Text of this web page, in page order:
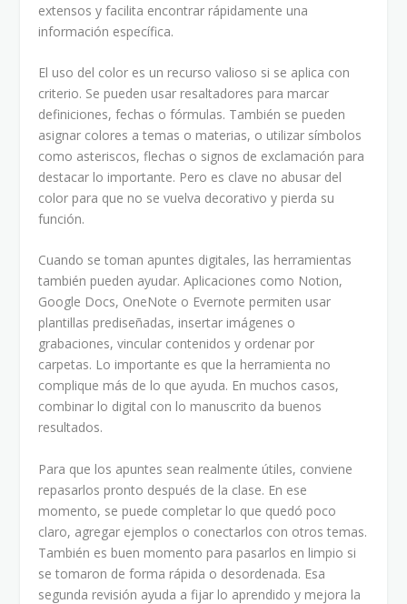
extensos y facilita encontrar rápidamente una
información específica.
El uso del color es un recurso valioso si se aplica con
criterio. Se pueden usar resaltadores para marcar
definiciones, fechas o fórmulas. También se pueden
asignar colores a temas o materias, o utilizar símbolos
como asteriscos, flechas o signos de exclamación para
destacar lo importante. Pero es clave no abusar del
color para que no se vuelva decorativo y pierda su
función.
Cuando se toman apuntes digitales, las herramientas
también pueden ayudar. Aplicaciones como Notion,
Google Docs, OneNote o Evernote permiten usar
plantillas prediseñadas, insertar imágenes o
grabaciones, vincular contenidos y ordenar por
carpetas. Lo importante es que la herramienta no
complique más de lo que ayuda. En muchos casos,
combinar lo digital con lo manuscrito da buenos
resultados.
Para que los apuntes sean realmente útiles, conviene
repasarlos pronto después de la clase. En ese
momento, se puede completar lo que quedó poco
claro, agregar ejemplos o conectarlos con otros temas.
También es buen momento para pasarlos en limpio si
se tomaron de forma rápida o desordenada. Esa
segunda revisión ayuda a fijar lo aprendido y mejora la